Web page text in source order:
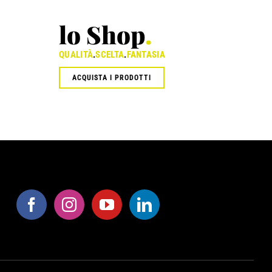
lo Shop.
QUALITÀ.SCELTA.FANTASIA
ACQUISTA I PRODOTTI